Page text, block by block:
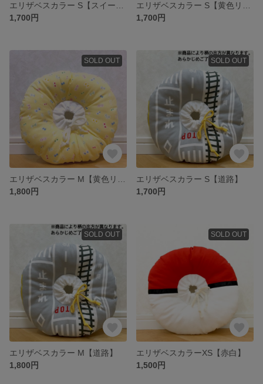
1,700円
1,700円
SOLD OUT
1,800円
SOLD OUT
エリザベスカラー S【道路】
1,700円
SOLD OUT
エリザベスカラー M【道路】
1,800円
SOLD OUT
エリザベスカラーXS【赤白】
1,500円